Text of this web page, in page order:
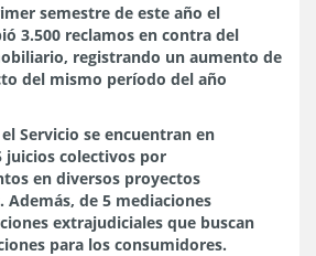
semestre de este año el
3.500 reclamos en contra del
registrando un aumento de
del mismo período del año
Servicio se encuentran en
colectivos por
en diversos proyectos
de 5 mediaciones
extrajudiciales que buscan
para los consumidores.